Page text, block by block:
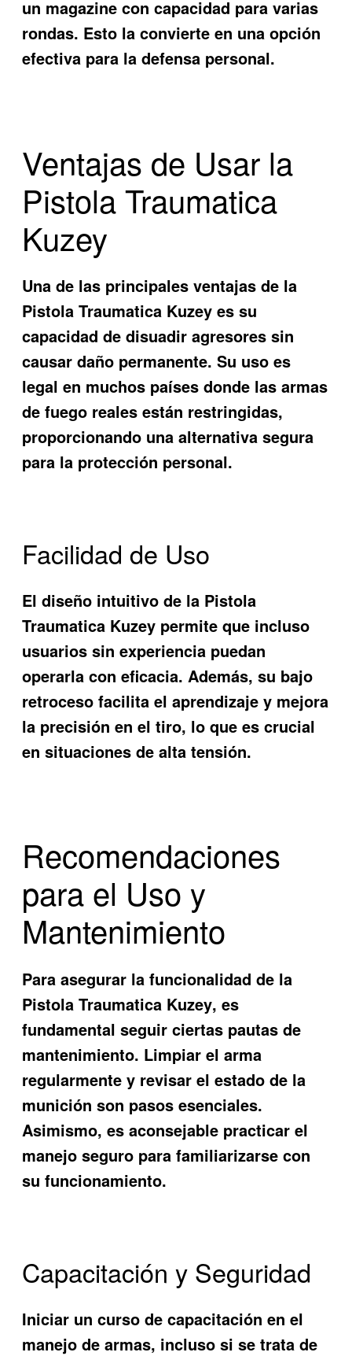
un magazine con capacidad para varias
rondas. Esto la convierte en una opción
efectiva para la defensa personal.
Ventajas de Usar la
Pistola Traumatica
Kuzey
Una de las principales ventajas de la
Pistola Traumatica Kuzey es su
capacidad de disuadir agresores sin
causar daño permanente. Su uso es
legal en muchos países donde las armas
de fuego reales están restringidas,
proporcionando una alternativa segura
para la protección personal.
Facilidad de Uso
El diseño intuitivo de la Pistola
Traumatica Kuzey permite que incluso
usuarios sin experiencia puedan
operarla con eficacia. Además, su bajo
retroceso facilita el aprendizaje y mejora
la precisión en el tiro, lo que es crucial
en situaciones de alta tensión.
Recomendaciones
para el Uso y
Mantenimiento
Para asegurar la funcionalidad de la
Pistola Traumatica Kuzey, es
fundamental seguir ciertas pautas de
mantenimiento. Limpiar el arma
regularmente y revisar el estado de la
munición son pasos esenciales.
Asimismo, es aconsejable practicar el
manejo seguro para familiarizarse con
su funcionamiento.
Capacitación y Seguridad
Iniciar un curso de capacitación en el
manejo de armas, incluso si se trata de